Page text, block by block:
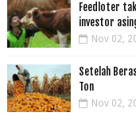
Feedloter
investor
Nov 02,
Setelah
Ton
Nov 02,